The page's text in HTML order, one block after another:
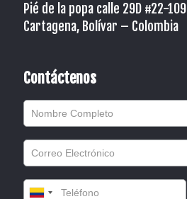
Pié de la popa calle 29D #22-109
Cartagena, Bolívar – Colombia
Contáctenos